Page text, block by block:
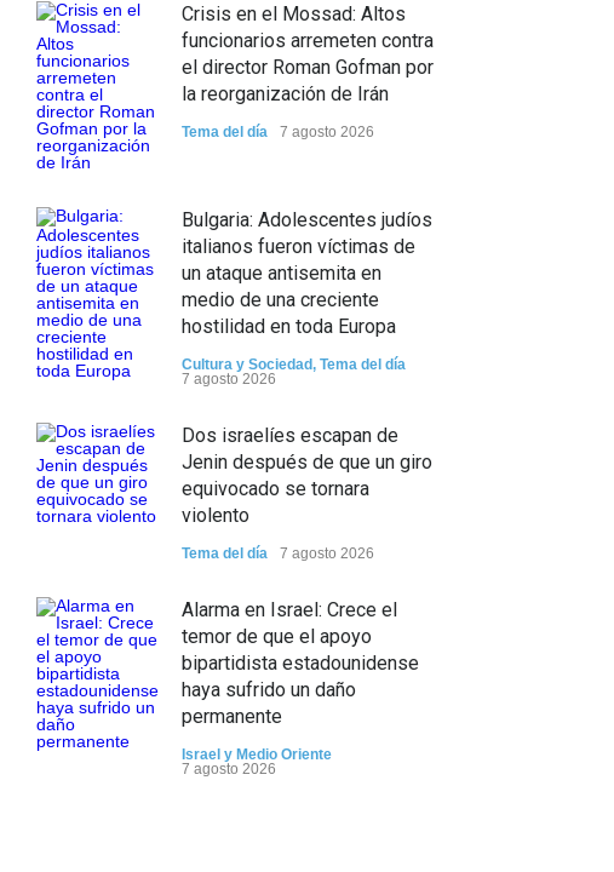
Crisis en el Mossad: Altos
funcionarios arremeten contra
el director Roman Gofman por
la reorganización de Irán
Tema del día 7 agosto 2026
Bulgaria: Adolescentes judíos
italianos fueron víctimas de
un ataque antisemita en
medio de una creciente
hostilidad en toda Europa
Cultura y Sociedad, Tema del día
7 agosto 2026
Dos israelíes escapan de
Jenin después de que un giro
equivocado se tornara
violento
Tema del día 7 agosto 2026
Alarma en Israel: Crece el
temor de que el apoyo
bipartidista estadounidense
haya sufrido un daño
permanente
Israel y Medio Oriente
7 agosto 2026